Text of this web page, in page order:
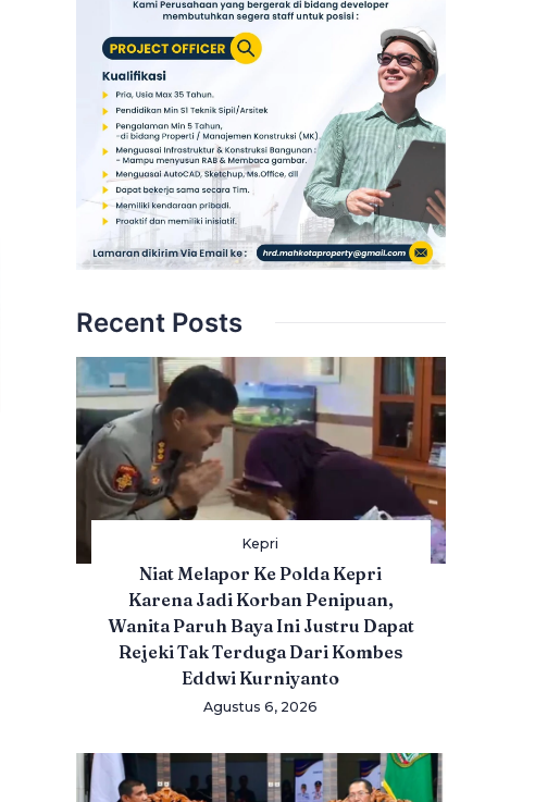
Recent Posts
Kepri
Niat Melapor Ke Polda Kepri
Karena Jadi Korban Penipuan,
Wanita Paruh Baya Ini Justru Dapat
Rejeki Tak Terduga Dari Kombes
Eddwi Kurniyanto
Agustus 6, 2026